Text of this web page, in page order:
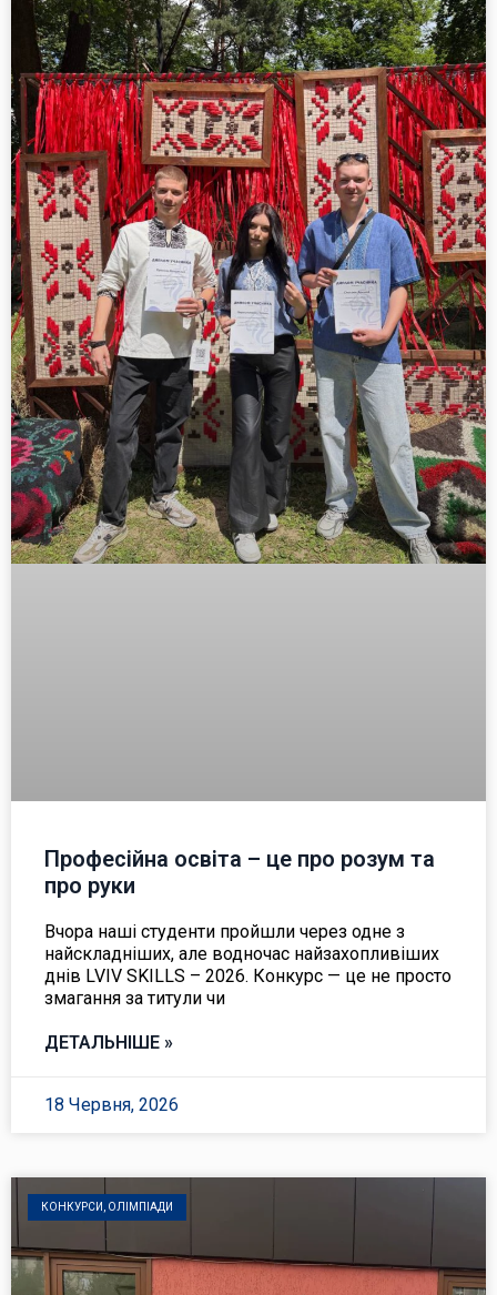
Професійна освіта – це про розум та
про руки
Вчора наші студенти пройшли через одне з
найскладніших, але водночас найзахопливіших
днів LVIV SKILLS – 2026. Конкурс — це не просто
змагання за титули чи
ДЕТАЛЬНІШЕ »
18 Червня, 2026
КОНКУРСИ, ОЛІМПІАДИ